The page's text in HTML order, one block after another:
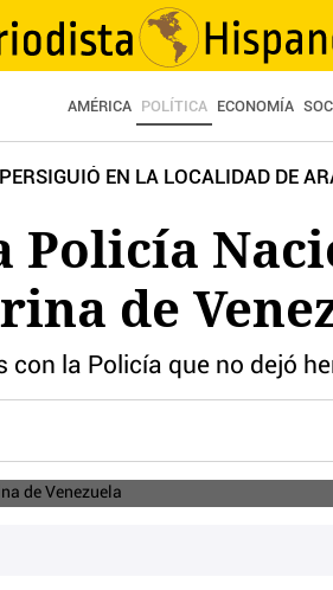
AMÉRICA POLÍTICA ECONOMÍA
EN LA LOCALIDAD DE
de
con la Policía que no dejó